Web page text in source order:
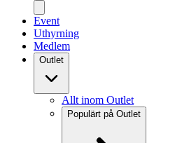
Event
Uthyrning
Medlem
Outlet
Allt inom Outlet
Populärt på Outlet